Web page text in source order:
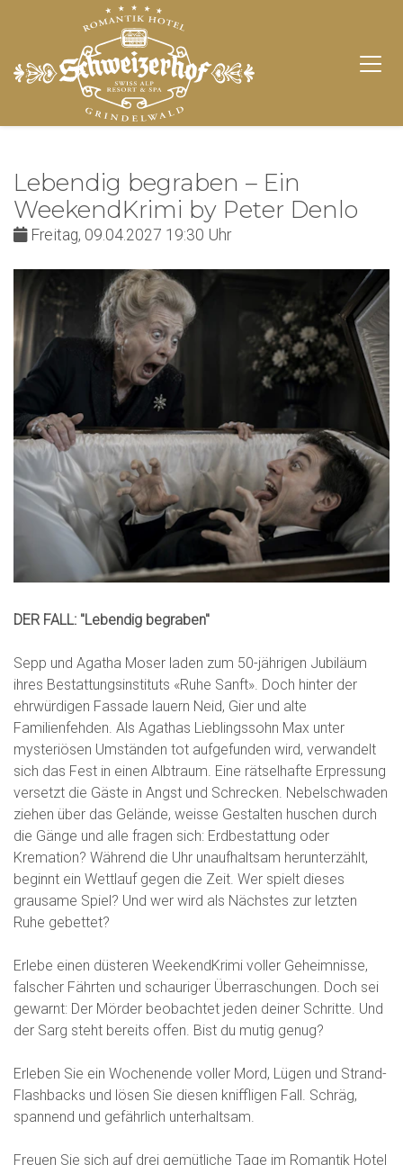
Lebendig begraben – Ein
WeekendKrimi by Peter Denlo
Freitag, 09.04.2027 19:30 Uhr
DER FALL: "Lebendig begraben"
Sepp und Agatha Moser laden zum 50-jährigen Jubiläum
ihres Bestattungsinstituts «Ruhe Sanft». Doch hinter der
ehrwürdigen Fassade lauern Neid, Gier und alte
Familienfehden. Als Agathas Lieblingssohn Max unter
mysteriösen Umständen tot aufgefunden wird, verwandelt
sich das Fest in einen Albtraum. Eine rätselhafte Erpressung
versetzt die Gäste in Angst und Schrecken. Nebelschwaden
ziehen über das Gelände, weisse Gestalten huschen durch
die Gänge und alle fragen sich: Erdbestattung oder
Kremation? Während die Uhr unaufhaltsam herunterzählt,
beginnt ein Wettlauf gegen die Zeit. Wer spielt dieses
grausame Spiel? Und wer wird als Nächstes zur letzten
Ruhe gebettet?
Erlebe einen düsteren WeekendKrimi voller Geheimnisse,
falscher Fährten und schauriger Überraschungen. Doch sei
gewarnt: Der Mörder beobachtet jeden deiner Schritte. Und
der Sarg steht bereits offen. Bist du mutig genug?
Erleben Sie ein Wochenende voller Mord, Lügen und Strand-
Flashbacks und lösen Sie diesen kniffligen Fall. Schräg,
spannend und gefährlich unterhaltsam.
Freuen Sie sich auf drei gemütliche Tage im Romantik Hotel